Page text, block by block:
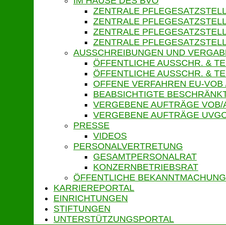
ZENTRALE
ZENTRALE
ZENTRALE
ZENTRALE
AUSSCHREIBUNGEN UND
ÖFFENTLICHE AUSSCHR. &
ÖFFENTLICHE AUSSCHR. &
OFFENE VERFAHREN EU-VOB
BEABSICHTIGTE
VERGEBENE AUFTRÄGE VOB/
VERGEBENE AUFTRÄGE
PRESSE
VIDEOS
PERSONALVERTRETUNG
GESAMTPERSONALRAT
KONZERNBETRIEBSRAT
ÖFFENTLICHE
KARRIEREPORTAL
EINRICHTUNGEN
STIFTUNGEN
UNTERSTÜTZUNGSPORTAL